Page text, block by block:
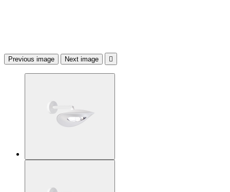
Previous image Next image 